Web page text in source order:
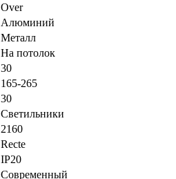
Over
Алюминий
Металл
На потолок
30
165-265
30
Светильники
2160
Recte
IP20
Современный